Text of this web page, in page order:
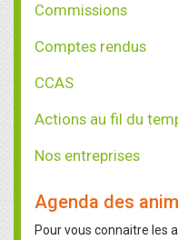
Commissions
Comptes rendus
CCAS
Actions au fil du
Nos entreprises
Agenda des
Pour vous connaitre les